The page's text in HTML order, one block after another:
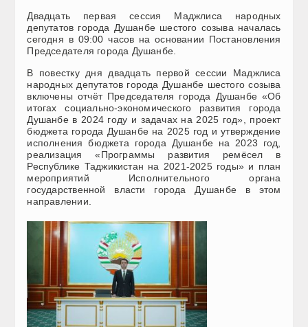
Двадцать первая сессия Маджлиса народных
депутатов города Душанбе шестого созыва началась
сегодня в 09:00 часов на основании Постановления
Председателя города Душанбе.
В повестку дня двадцать первой сессии Маджлиса
народных депутатов города Душанбе шестого созыва
включены отчёт Председателя города Душанбе «Об
итогах социально-экономического развития города
Душанбе в 2024 году и задачах на 2025 год», проект
бюджета города Душанбе на 2025 год и утверждение
исполнения бюджета города Душанбе на 2023 год,
реализация «Программы развития ремёсел в
Республике Таджикистан на 2021-2025 годы» и план
мероприятий Исполнительного органа
государственной власти города Душанбе в этом
направлении.